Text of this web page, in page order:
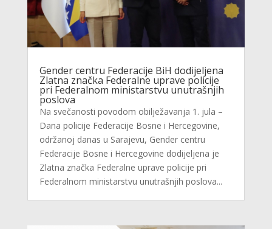
Gender centru Federacije BiH dodijeljena
Zlatna značka Federalne uprave policije
pri Federalnom ministarstvu unutrašnjih
poslova
Na svečanosti povodom obilježavanja 1. jula –
Dana policije Federacije Bosne i Hercegovine,
održanoj danas u Sarajevu, Gender centru
Federacije Bosne i Hercegovine dodijeljena je
Zlatna značka Federalne uprave policije pri
Federalnom ministarstvu unutrašnjih poslova...